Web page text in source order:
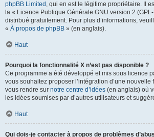
phpBB Limited , qui en est le légitime propriétaire. Il
la « Licence Publique Générale GNU version 2
distribué gratuitement. Pour plus d’informations,
« À propos de phpBB » (en anglais).
Haut
Pourquoi la fonctionnalité X n’est pas disponible ?
Ce programme a été développé et mis sous licence
vous souhaitez proposer l’intégration d’une
vous rendre sur notre centre d’idées (en anglais) où
les idées soumises par d’autres utilisateurs et
Haut
Qui dois-je contacter à propos de problèmes